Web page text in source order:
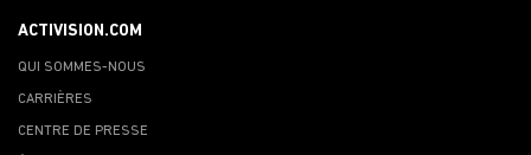
ACTIVISION.COM
QUI SOMMES-NOUS
CARRIÈRES
CENTRE DE PRESSE